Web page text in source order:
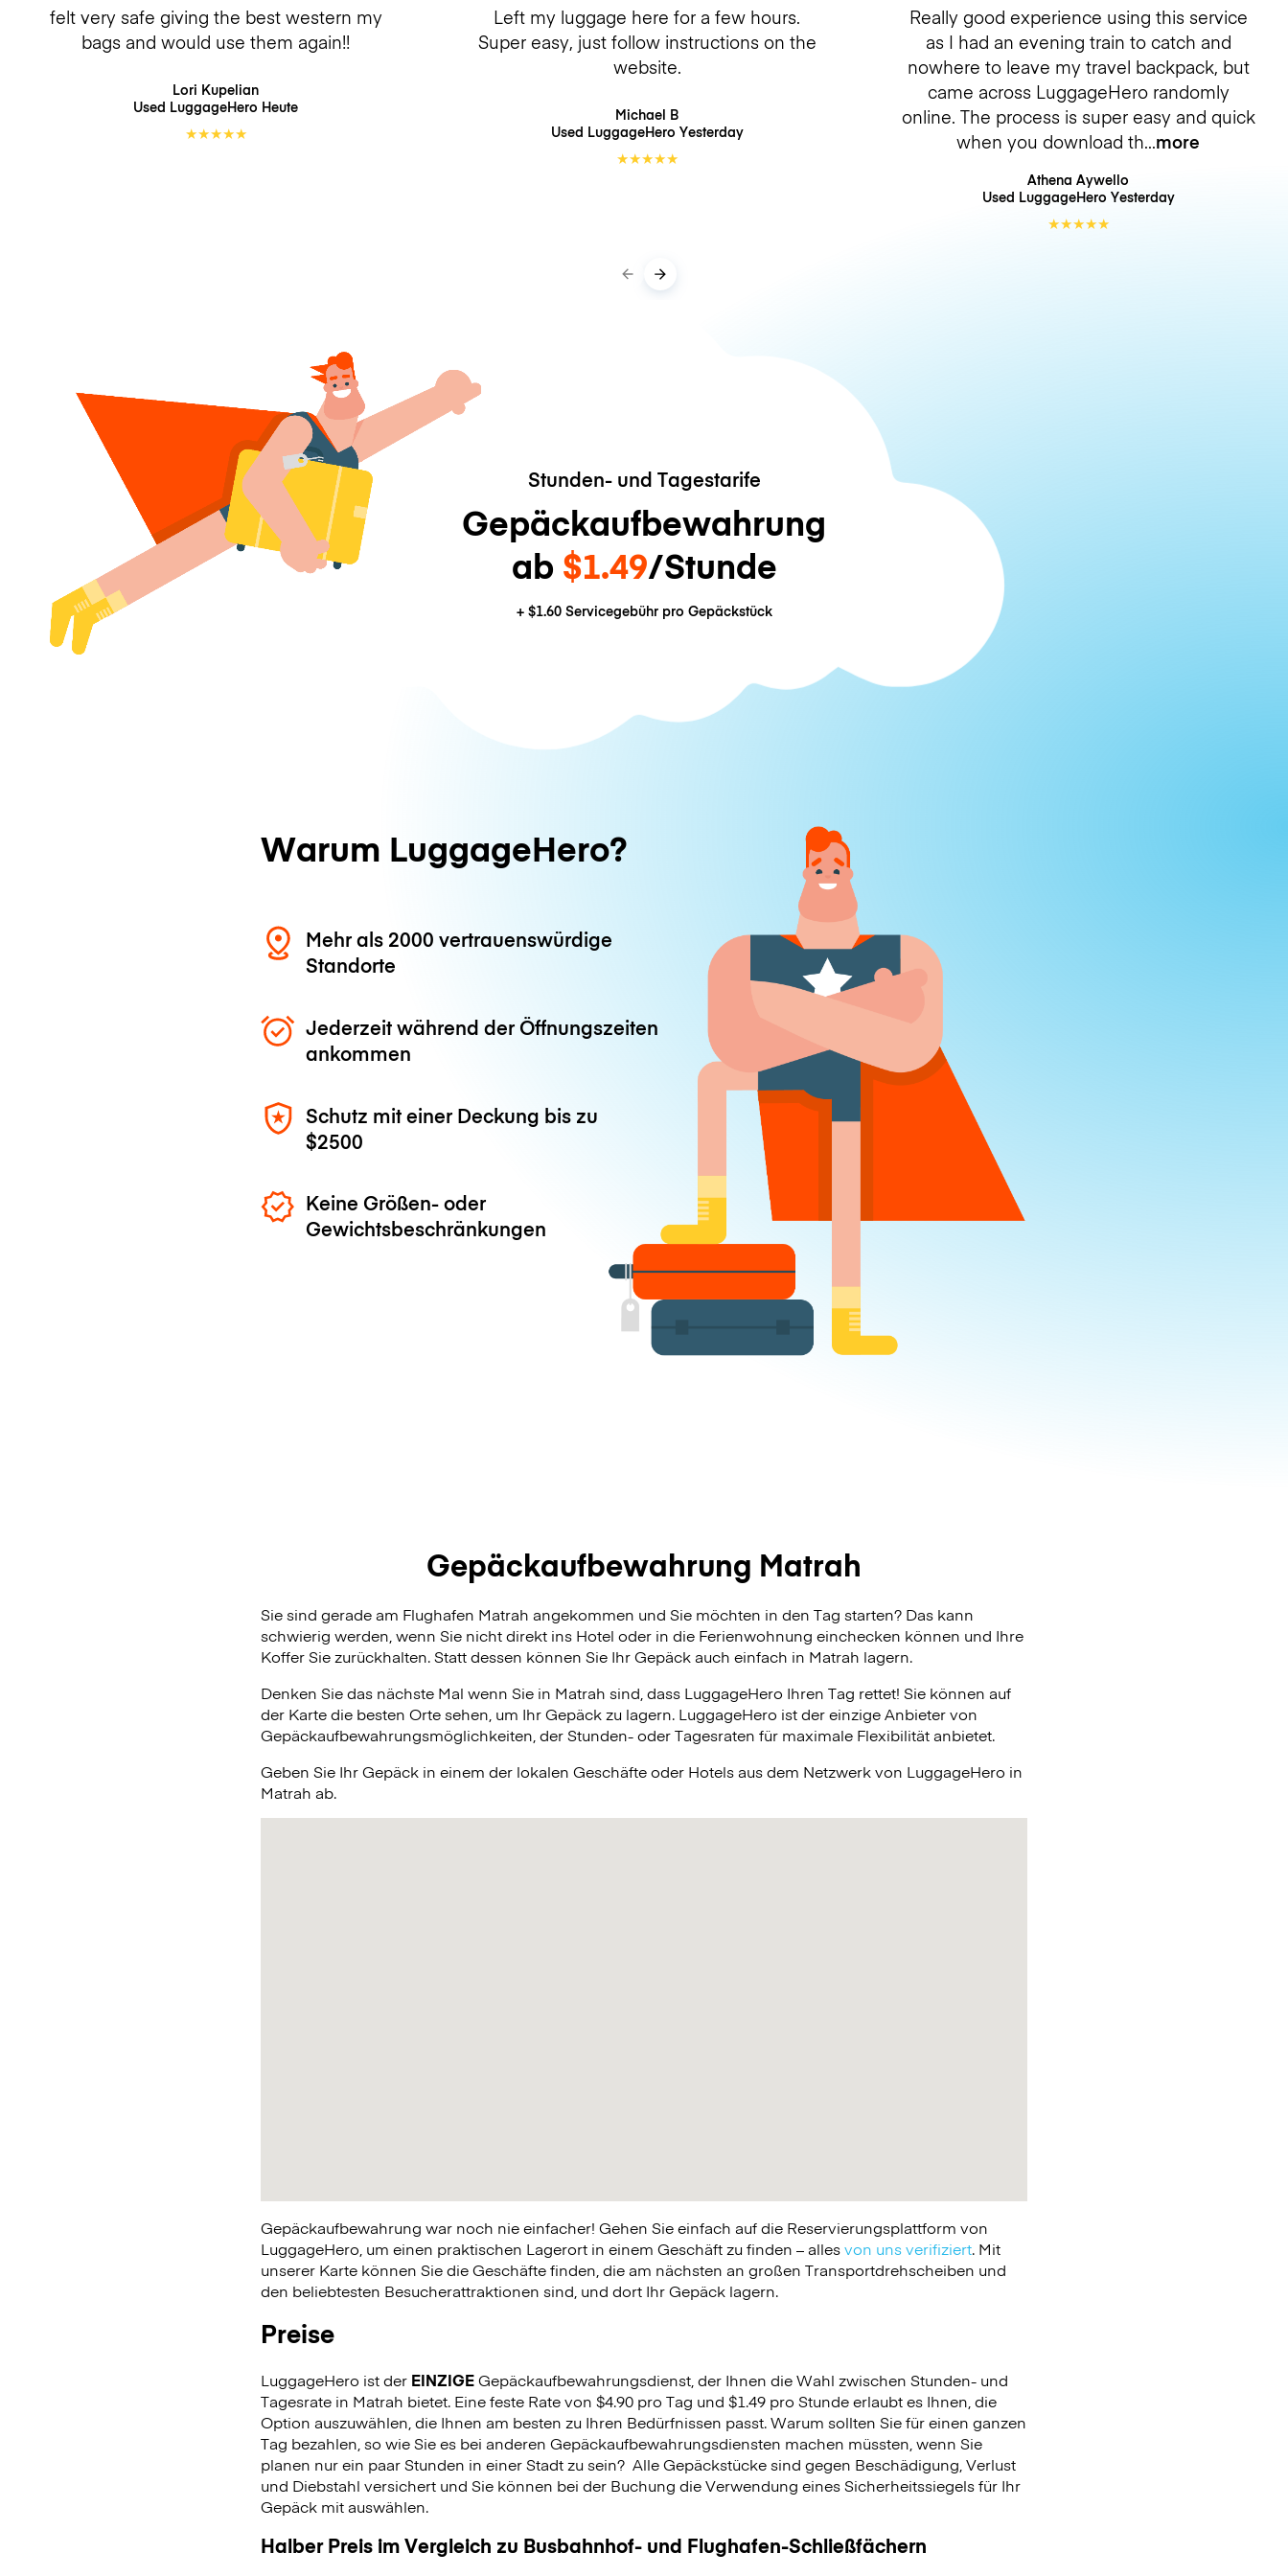
felt very safe giving the best western my
bags and would use them again!!
Lori Kupelian
Used LuggageHero Heute
★★★★★
Left my luggage here for a few hours.
Super easy, just follow instructions on the
website.
Michael B
Used LuggageHero Yesterday
★★★★★
Really good experience using this service
as I had an evening train to catch and
nowhere to leave my travel backpack, but
came across LuggageHero randomly
online. The process is super easy and quick
when you download th more
Athena Aywello
Used LuggageHero Yesterday
★★★★★
Stunden- und Tagestarife
Gepäckaufbewahrung
ab $1.49/Stunde
+ $1.60Servicegebühr pro Gepäckstück
Warum LuggageHero?
Mehr als 2000 vertrauenswürdige
Standorte
Jederzeit während der Öffnungszeiten
ankommen
Schutz mit einer Deckung bis zu
$2500
Keine Größen- oder
Gewichtsbeschränkungen
Gepäckaufbewahrung Matrah
Sie sind gerade am Flughafen Matrah angekommen und Sie möchten in den Tag starten? Das kann
schwierig werden, wenn Sie nicht direkt ins Hotel oder in die Ferienwohnung einchecken können und Ihre
Koffer Sie zurückhalten. Statt dessen können Sie Ihr Gepäck auch einfach in Matrah lagern.
Denken Sie das nächste Mal wenn Sie in Matrah sind, dass LuggageHero Ihren Tag rettet! Sie können auf
der Karte die besten Orte sehen, um Ihr Gepäck zu lagern. LuggageHero ist der einzige Anbieter von
Gepäckaufbewahrungsmöglichkeiten, der Stunden- oder Tagesraten für maximale Flexibilität anbietet.
Geben Sie Ihr Gepäck in einem der lokalen Geschäfte oder Hotels aus dem Netzwerk von LuggageHero in
Matrah ab.
Gepäckaufbewahrung war noch nie einfacher! Gehen Sie einfach auf die Reservierungsplattform von
LuggageHero, um einen praktischen Lagerort in einem Geschäft zu finden – allesvon uns verifiziert. Mit
unserer Karte können Sie die Geschäfte finden, die am nächsten an großen Transportdrehscheiben und
den beliebtesten Besucherattraktionen sind, und dort Ihr Gepäck lagern.
Preise
LuggageHero ist der EINZIGEGepäckaufbewahrungsdienst, der Ihnen die Wahl zwischen Stunden- und
Tagesrate in Matrah bietet. Eine feste Rate von $4.90 pro Tag und $1.49 pro Stunde erlaubt es Ihnen, die
Option auszuwählen, die Ihnen am besten zu Ihren Bedürfnissen passt. Warum sollten Sie für einen ganzen
Tag bezahlen, so wie Sie es bei anderen Gepäckaufbewahrungsdiensten machen müssten, wenn Sie
planen nur ein paar Stunden in einer Stadt zu sein? Alle Gepäckstücke sind gegen Beschädigung, Verlust
und Diebstahl versichert und Sie können bei der Buchung die Verwendung eines Sicherheitssiegels für Ihr
Gepäck mit auswählen.
Halber Preis im Vergleich zu Busbahnhof- und Flughafen-Schließfächern